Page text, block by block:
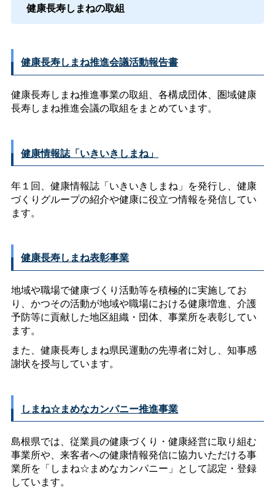
健康長寿しまねの取組
健康長寿しまね推進会議活動報告書
健康長寿しまね推進事業の取組、各構成団体、圏域健康
長寿しまね推進会議の取組をまとめています。
健康情報誌「いきいきしまね」
年１回、健康情報誌「いきいきしまね」を発行し、健康
づくりグループの紹介や健康に役立つ情報を発信してい
ます。
健康長寿しまね表彰事業
地域や職場で健康づくり活動等を積極的に実施してお
り、かつその活動が地域や職場における健康増進、介護
予防等に貢献した地区組織・団体、事業所を表彰してい
ます。
また、健康長寿しまね県民運動の先導者に対し、知事感
謝状を授与しています。
しまね☆まめなカンパニー推進事業
島根県では、従業員の健康づくり・健康経営に取り組む
事業所や、来客者への健康情報発信に協力いただける事
業所を「しまね☆まめなカンパニー」として認定・登録
しています。